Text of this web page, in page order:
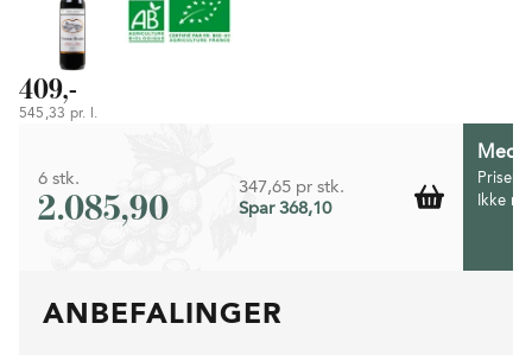
409,-
545,33 pr. l.
6 stk.
2.085,90
347,65 pr stk.
Spar 368,10
Prisen
Ikke
ANBEFALINGER